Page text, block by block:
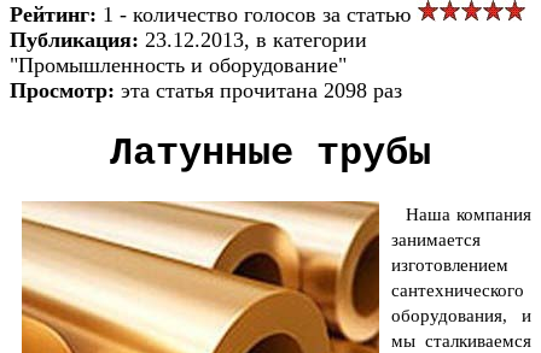
Рейтинг: 1 - количество голосов за статью
Публикация: 23.12.2013, в категории
"Промышленность и оборудование"
Просмотр: эта статья прочитана 2098 раз
Латунные трубы
Наша компания
занимается
изготовлением
сантехнического
оборудования, и
мы сталкиваемся